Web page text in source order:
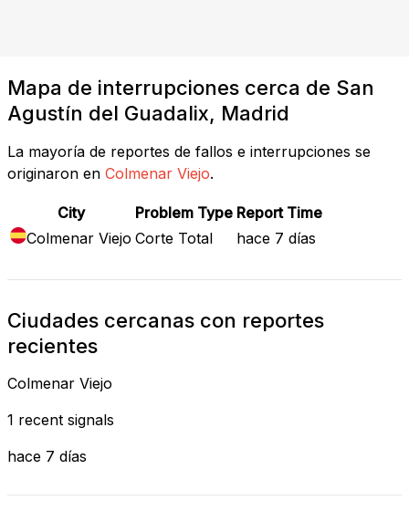
Mapa de interrupciones cerca de San
Agustín del Guadalix, Madrid
La mayoría de reportes de fallos e interrupciones se
originaron en Colmenar Viejo.
City Problem Type Report Time
Colmenar Viejo Corte Total hace 7 días
Ciudades cercanas con reportes
recientes
Colmenar Viejo
1 recent signals
hace 7 días